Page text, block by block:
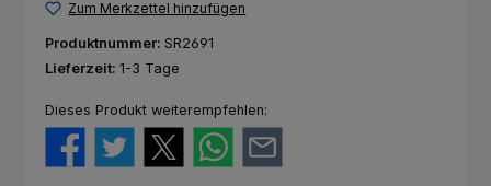
Zum Merkzettel hinzufügen
Produktnummer: SR2691
Lieferzeit: 1-3 Tage
Dieses Produkt weiterempfehlen: